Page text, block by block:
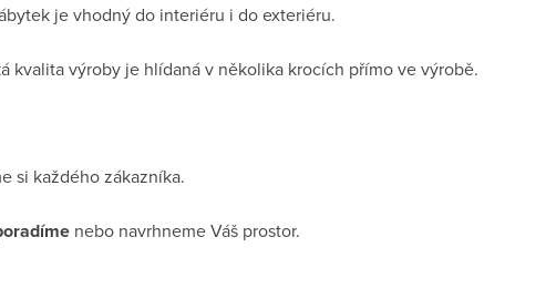
je vhodný do interiéru i do exteriéru.
kvalita výroby je hlídaná v několika krocích přímo ve výrobě.
si každého zákazníka.
nebo navrhneme Váš prostor.